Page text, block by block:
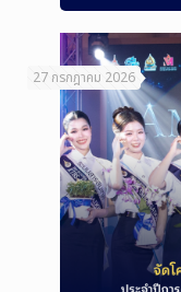
27 กรกฎาคม 2026